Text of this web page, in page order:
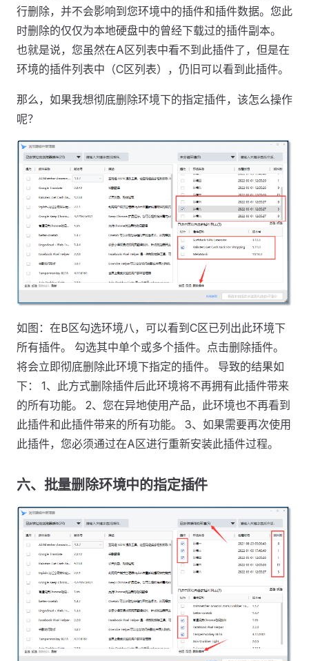
行删除，并不会影响到您环境中的插件和插件数据。您此
时删除的仅仅为本地硬盘中的曾经下载过的插件副本。
也就是说，您虽然在A区列表中看不到此插件了，但是在
环境的插件列表中（C区列表），仍旧可以看到此插件。
那么，如果我想彻底删除环境下的指定插件，该怎么操作
呢？
如图：在B区勾选环境八，可以看到C区已列出此环境下
所有插件。 勾选其中单个或多个插件。点击删除插件。
将会立即彻底删除此环境下指定的插件。 导致的结果如
下： 1、此方式删除插件后此环境将不再拥有此插件带来
的所有功能。 2、您在异地使用产品，此环境也不再看到
此插件和此插件带来的所有功能。 3、如果需要再次使用
此插件，您必须通过在A区进行重新安装此插件过程。
六、批量删除环境中的指定插件